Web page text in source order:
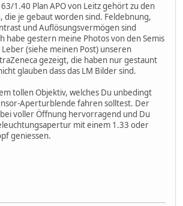
1.40 Plan APO von Leitz gehört zu den
die je gebaut worden sind. Feldebnung,
und Auflösungsvermögen sind
habe gestern meine Photos von den Semis
(siehe meinen Post) unseren
gezeigt, die haben nur gestaunt
glauben dass das LM Bilder sind.
tollen Objektiv, welches Du unbedingt
Aperturblende fahren solltest. Der
voller Öffnung hervorragend und Du
mit einem 1.33 oder
geniessen.